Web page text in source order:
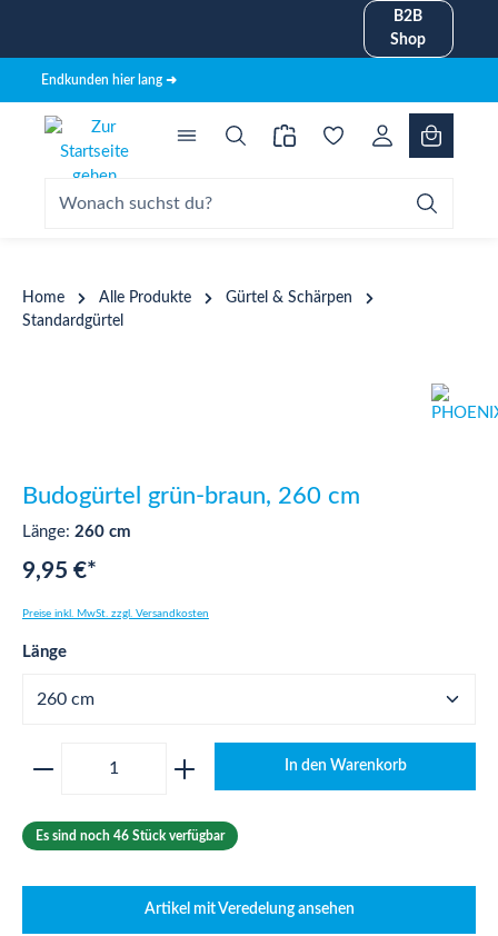
B2B
Shop
Endkunden hier lang ➜
Home Alle Produkte
Gürtel & Schärpen
Standardgürtel
Budogürtel grün-braun, 260 cm
Länge: 260 cm
9,95 €*
Preise inkl. MwSt. zzgl. Versandkosten
Längeauswählen
Produkt Anzahl: Gib den gewünschten
In den Warenkorb
Es sind noch 46 Stück verfügbar
Artikel mit Veredelung ansehen